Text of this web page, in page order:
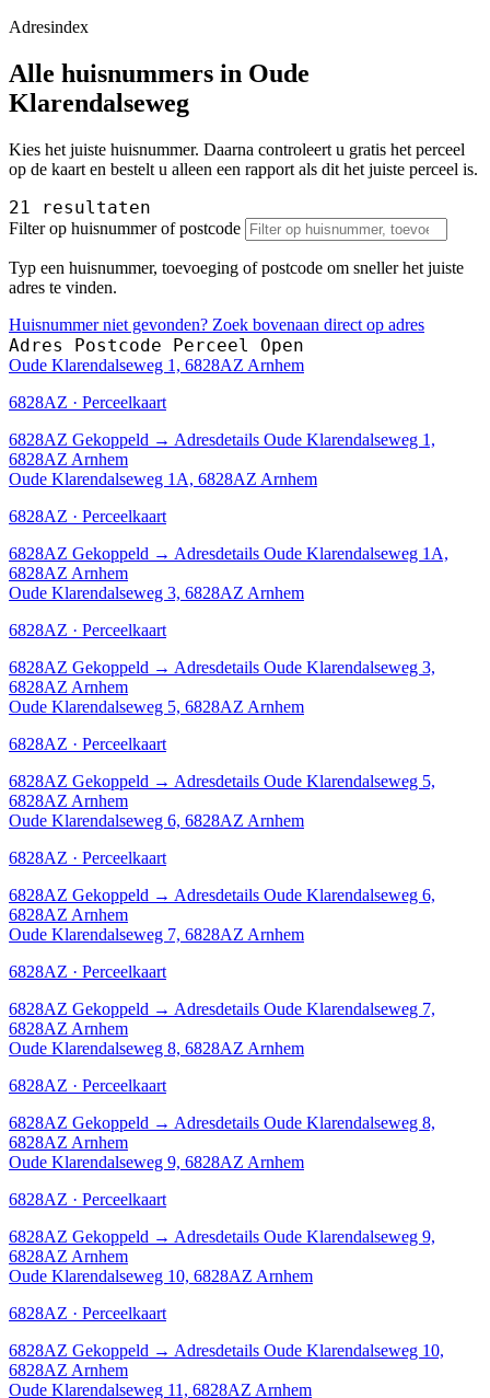
Adresindex
Alle huisnummers in Oude
Klarendalseweg
Kies het juiste huisnummer. Daarna controleert u gratis het perceel
op de kaart en bestelt u alleen een rapport als dit het juiste perceel is.
21 resultaten
Filter op huisnummer of postcode
Typ een huisnummer, toevoeging of postcode om sneller het juiste
adres te vinden.
Huisnummer niet gevonden? Zoek bovenaan direct op adres
Adres Postcode Perceel Open
Oude Klarendalseweg 1, 6828AZ Arnhem
6828AZ · Perceelkaart
6828AZ Gekoppeld → Adresdetails Oude Klarendalseweg 1,
6828AZ Arnhem
Oude Klarendalseweg 1A, 6828AZ Arnhem
6828AZ · Perceelkaart
6828AZ Gekoppeld → Adresdetails Oude Klarendalseweg 1A,
6828AZ Arnhem
Oude Klarendalseweg 3, 6828AZ Arnhem
6828AZ · Perceelkaart
6828AZ Gekoppeld → Adresdetails Oude Klarendalseweg 3,
6828AZ Arnhem
Oude Klarendalseweg 5, 6828AZ Arnhem
6828AZ · Perceelkaart
6828AZ Gekoppeld → Adresdetails Oude Klarendalseweg 5,
6828AZ Arnhem
Oude Klarendalseweg 6, 6828AZ Arnhem
6828AZ · Perceelkaart
6828AZ Gekoppeld → Adresdetails Oude Klarendalseweg 6,
6828AZ Arnhem
Oude Klarendalseweg 7, 6828AZ Arnhem
6828AZ · Perceelkaart
6828AZ Gekoppeld → Adresdetails Oude Klarendalseweg 7,
6828AZ Arnhem
Oude Klarendalseweg 8, 6828AZ Arnhem
6828AZ · Perceelkaart
6828AZ Gekoppeld → Adresdetails Oude Klarendalseweg 8,
6828AZ Arnhem
Oude Klarendalseweg 9, 6828AZ Arnhem
6828AZ · Perceelkaart
6828AZ Gekoppeld → Adresdetails Oude Klarendalseweg 9,
6828AZ Arnhem
Oude Klarendalseweg 10, 6828AZ Arnhem
6828AZ · Perceelkaart
6828AZ Gekoppeld → Adresdetails Oude Klarendalseweg 10,
6828AZ Arnhem
Oude Klarendalseweg 11, 6828AZ Arnhem